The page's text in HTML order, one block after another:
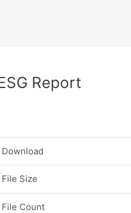
Report
Download
File Size
File Count